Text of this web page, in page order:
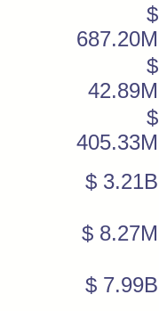
$
687.20M
$
42.89M
$
405.33M
$ 3.21B
$ 8.27M
$ 7.99B